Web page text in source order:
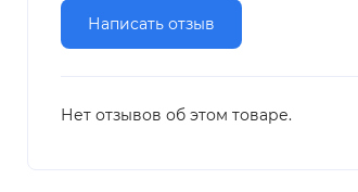
Написать отзыв
Нет отзывов об этом товаре.